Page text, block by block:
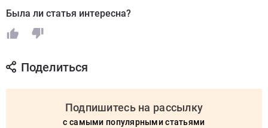
Была ли статья интересна?
Поделиться
Подпишитесь на рассылку
с самыми популярными статьями